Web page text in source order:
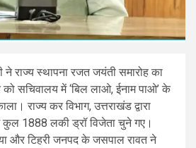
ने राज्य स्थापना रजत जयंती समारोह का
सचिवालय में ‘बिल लाओ, ईनाम पाओ’ के
राज्य कर विभाग, उत्तराखंड द्वारा
कुल 1888 लकी ड्रॉ विजेता चुने गए।
और टिहरी जनपद के जसपाल रावत ने